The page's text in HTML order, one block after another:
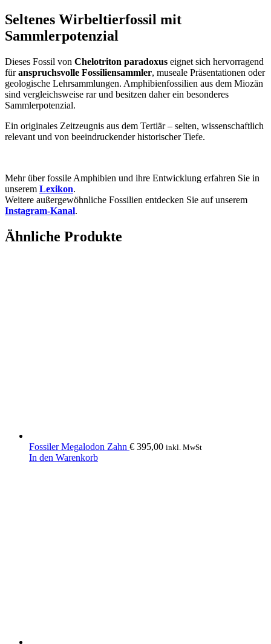
Seltenes Wirbeltierfossil mit
Sammlerpotenzial
Dieses Fossil von Chelotriton paradoxus eignet sich hervorragend
füranspruchsvolle Fossiliensammler, museale Präsentationen oder
geologische Lehrsammlungen. Amphibienfossilien aus dem Miozän
sind vergleichsweise rar und besitzen daher ein besonderes
Sammlerpotenzial.
Ein originales Zeitzeugnis aus dem Tertiär – selten, wissenschaftlich
relevant und von beeindruckender historischer Tiefe.
Mehr über fossile Amphibien und ihre Entwicklung erfahren Sie in
unserem Lexikon.
Weitere außergewöhnliche Fossilien entdecken Sie auf unserem
Instagram-Kanal.
Ähnliche Produkte
Fossiler Megalodon Zahn € 395,00 inkl. MwSt
In den Warenkorb